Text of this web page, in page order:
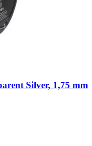
Silver, 1,75 mm